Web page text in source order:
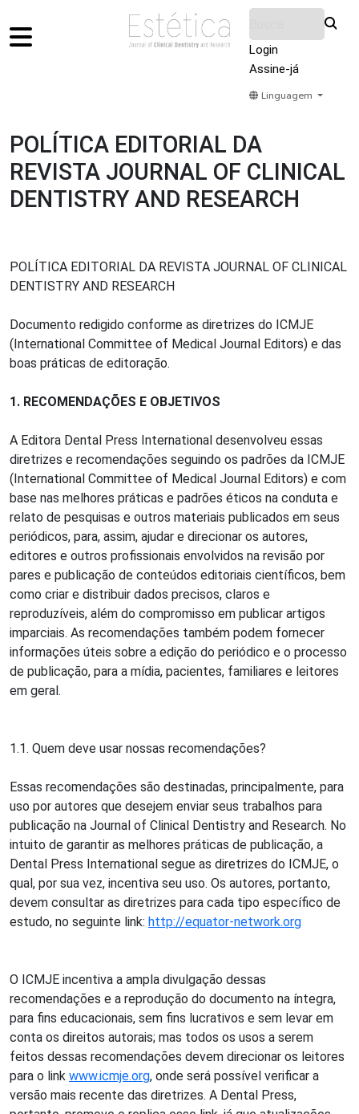
Login
Assine-já
Linguagem
Sobre Nós
POLÍTICA EDITORIAL DA
REVISTA JOURNAL OF CLINICAL
DENTISTRY AND RESEARCH
POLÍTICA EDITORIAL DA REVISTA JOURNAL OF CLINICAL
DENTISTRY AND RESEARCH
Documento redigido conforme as diretrizes do ICMJE
(International Committee of Medical Journal Editors) e das
boas práticas de editoração.
1. RECOMENDAÇÕES E OBJETIVOS
A Editora Dental Press International desenvolveu essas
diretrizes e recomendações seguindo os padrões da ICMJE
(International Committee of Medical Journal Editors) e com
base nas melhores práticas e padrões éticos na conduta e
relato de pesquisas e outros materiais publicados em seus
periódicos, para, assim, ajudar e direcionar os autores,
editores e outros profissionais envolvidos na revisão por
pares e publicação de conteúdos editoriais científicos, bem
como criar e distribuir dados precisos, claros e
reproduzíveis, além do compromisso em publicar artigos
imparciais. As recomendações também podem fornecer
informações úteis sobre a edição do periódico e o processo
de publicação, para a mídia, pacientes, familiares e leitores
em geral.
1.1. Quem deve usar nossas recomendações?
Essas recomendações são destinadas, principalmente, para
uso por autores que desejem enviar seus trabalhos para
publicação na Journal of Clinical Dentistry and Research. No
intuito de garantir as melhores práticas de publicação, a
Dental Press International segue as diretrizes do ICMJE, o
qual, por sua vez, incentiva seu uso. Os autores, portanto,
devem consultar as diretrizes para cada tipo específico de
estudo, no seguinte link: http://equator-network.org
O ICMJE incentiva a ampla divulgação dessas
recomendações e a reprodução do documento na íntegra,
para fins educacionais, sem fins lucrativos e sem levar em
conta os direitos autorais; mas todos os usos a serem
feitos dessas recomendações devem direcionar os leitores
para o link www.icmje.org, onde será possível verificar a
versão mais recente das diretrizes. A Dental Press,